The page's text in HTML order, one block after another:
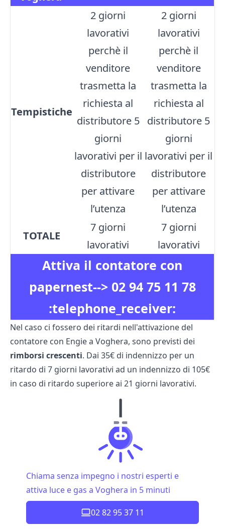
Attiva il contatore con
papernest--> 02 94 75 11 78
:telephone_receiver:
Tempistiche
2 giorni
lavorativi
perchè il
venditore
trasmetta la
richiesta al
distributore 5
giorni
lavorativi per il
distributore
per attivare
l’utenza
2 giorni
lavorativi
perchè il
venditore
trasmetta la
richiesta al
distributore 5
giorni
lavorativi per il
distributore
per attivare
l’utenza
TOTALE
7 giorni
lavorativi
7 giorni
lavorativi
Nel caso ci fossero dei ritardi nell'attivazione del
contatore con Engie a Voghera, sono previsti dei
rimborsi crescenti. Dai 35€ di indennizzo per un
ritardo di 7 giorni lavorativi ad un indennizzo di 105€
in caso di ritardo superiore ai 21 giorni lavorativi.
Chiama senza impegno i nostri esperti e
attiva luce e gas a Voghera in 5 minuti
02 82 95 37 11